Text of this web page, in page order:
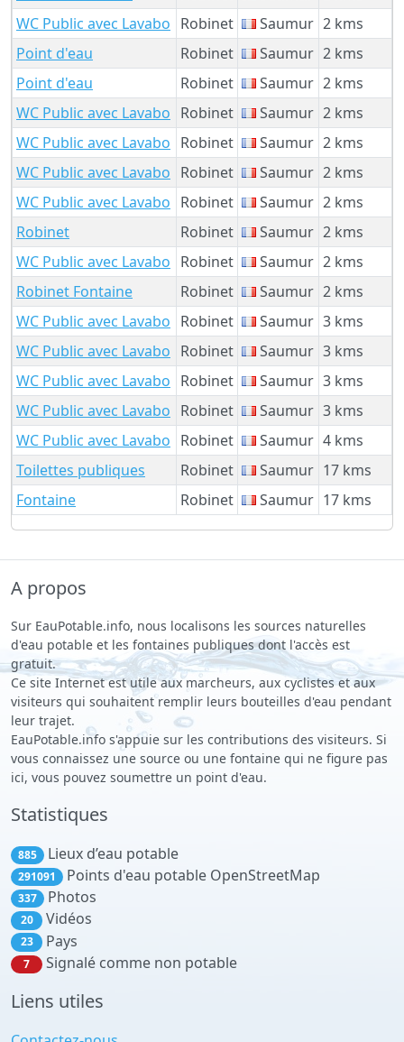
WC Public avec Lavabo Robinet Saumur 2 kms
Point d'eau
Robinet Saumur 2 kms
Point d'eau
Robinet Saumur 2 kms
WC Public avec Lavabo Robinet Saumur 2 kms
WC Public avec Lavabo Robinet Saumur 2 kms
WC Public avec Lavabo Robinet Saumur 2 kms
WC Public avec Lavabo Robinet Saumur 2 kms
Robinet
Robinet Saumur 2 kms
WC Public avec Lavabo Robinet Saumur 2 kms
Robinet Fontaine
Robinet Saumur 2 kms
WC Public avec Lavabo Robinet Saumur 3 kms
WC Public avec Lavabo Robinet Saumur 3 kms
WC Public avec Lavabo Robinet Saumur 3 kms
WC Public avec Lavabo Robinet Saumur 3 kms
WC Public avec Lavabo Robinet Saumur 4 kms
Toilettes publiques
Robinet Saumur 17 kms
Fontaine
Robinet Saumur 17 kms
A propos
Sur EauPotable.info, nous localisons les sources naturelles
d'eau potable et les fontaines publiques dont l'accès est
gratuit.
Ce site Internet est utile aux marcheurs, aux cyclistes et aux
visiteurs qui souhaitent remplir leurs bouteilles d'eau pendant
leur trajet.
EauPotable.info s'appuie sur les contributions des visiteurs. Si
vous connaissez une source ou une fontaine qui ne figure pas
ici, vous pouvez soumettre un point d'eau.
Statistiques
885 Lieux d’eau potable
291091 Points d'eau potable OpenStreetMap
337 Photos
20 Vidéos
23 Pays
7 Signalé comme non potable
Liens utiles